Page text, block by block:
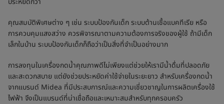
คุณสมบัติพิเศษต่าง ๆ เช่น ระบบป้องกันเด็ก ระบบต้านเชื้อแบคทีเรีย หรือ
การควบคุมแสงสว่าง ควรพิจารณาตามความต้องการจริงของผู้ใช้ ถ้ามีเด็ก
เล็กในบ้าน ระบบป้องกันเด็กก็ถือว่าเป็นสิ่งที่จำเป็นอย่างมาก
การลงทุนในเครื่องกดน้ำคุณภาพดีไม่เพียงแต่ช่วยให้เรามีน้ำดื่มที่ปลอดภัย
และสะดวกสบาย แต่ยังช่วยประหยัดค่าใช้จ่ายในระยะยาว สำหรับเครื่องกดน้ำ
จากแบรนด์ Midea ที่มีประสบการณ์และความเชี่ยวชาญในการผลิตเครื่องใช้
ไฟฟ้า จึงเป็นแบรนด์ที่น่าเชื่อถือและเหมาะสมสำหรับทุกครอบครัว